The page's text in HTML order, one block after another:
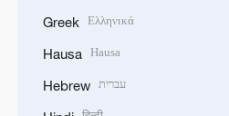
Greek Ελληνικά
Hausa Hausa
Hebrew עברית